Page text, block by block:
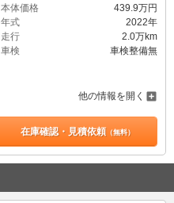
本体価格
439.9万円
年式
2022年
走行
2.0万km
車検
車検整備無
他の情報を開く
在庫確認・見積依頼（無料）